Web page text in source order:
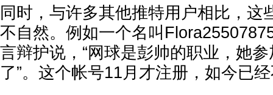
同时，与许多其他推特用户相比，这
不自然。例如一个名叫
言辩护说，“网球是彭帅的职业，她
了”。这个帐号11月才注册，如今已